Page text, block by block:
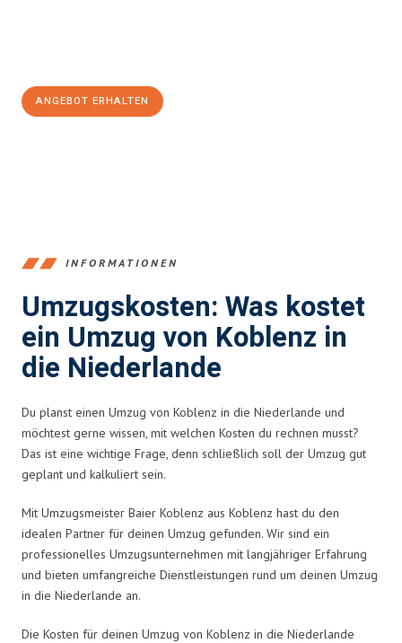
ANGEBOT ERHALTEN
INFORMATIONEN
Umzugskosten: Was kostet
ein Umzug von Koblenz in
die Niederlande
Du planst einen Umzug von Koblenz in die Niederlande und
möchtest gerne wissen, mit welchen Kosten du rechnen musst?
Das ist eine wichtige Frage, denn schließlich soll der Umzug gut
geplant und kalkuliert sein.
Mit Umzugsmeister Baier Koblenz aus Koblenz hast du den
idealen Partner für deinen Umzug gefunden. Wir sind ein
professionelles Umzugsunternehmen mit langjähriger Erfahrung
und bieten umfangreiche Dienstleistungen rund um deinen Umzug
in die Niederlande an.
Die Kosten für deinen Umzug von Koblenz in die Niederlande